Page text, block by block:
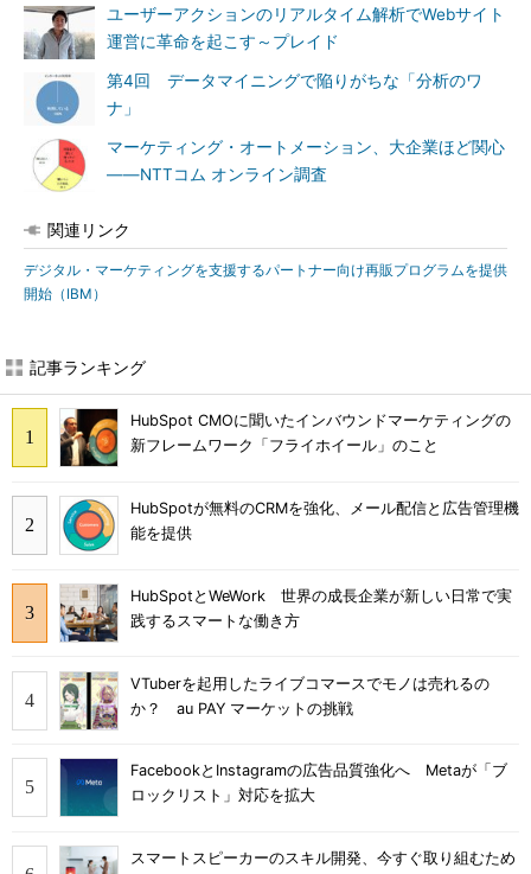
ユーザーアクションのリアルタイム解析でWebサイト
運営に革命を起こす～プレイド
第4回 データマイニングで陥りがちな「分析のワ
ナ」
マーケティング・オートメーション、大企業ほど関心
――NTTコム オンライン調査
関連リンク
デジタル・マーケティングを支援するパートナー向け再販プログラムを提供
開始（IBM）
記事ランキング
HubSpot CMOに聞いたインバウンドマーケティングの
新フレームワーク「フライホイール」のこと
HubSpotが無料のCRMを強化、メール配信と広告管理機
能を提供
HubSpotとWeWork 世界の成長企業が新しい日常で実
践するスマートな働き方
VTuberを起用したライブコマースでモノは売れるの
か？ au PAY マーケットの挑戦
FacebookとInstagramの広告品質強化へ Metaが「ブ
ロックリスト」対応を拡大
スマートスピーカーのスキル開発、今すぐ取り組むため